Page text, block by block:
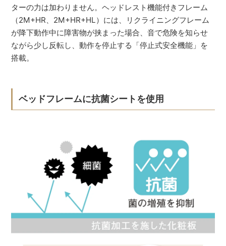
ターの力は加わりません。ヘッドレスト機能付きフレーム
（2M+HR、2M+HR+HL）には、リクライニングフレーム
が降下動作中に障害物が挟まった場合、音で危険を知らせ
ながら少し反転し、動作を停止する「停止式安全機能」を
搭載。
ベッドフレームに抗菌シートを使用